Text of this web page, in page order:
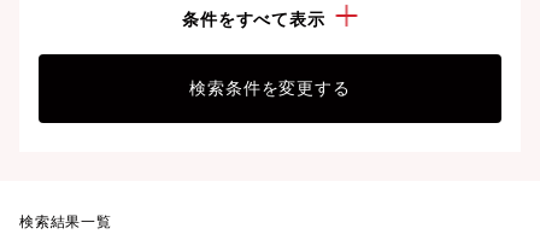
英語条件をすべて表示
検索条件を変更する
検索結果一覧